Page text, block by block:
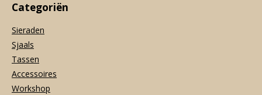
Categoriën
Sieraden
Sjaals
Tassen
Accessoires
Workshop